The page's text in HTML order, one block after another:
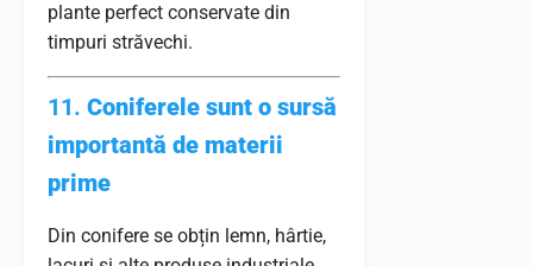
plante perfect conservate din
timpuri străvechi.
11. Coniferele sunt o sursă
importantă de materii
prime
Din conifere se obțin lemn, hârtie,